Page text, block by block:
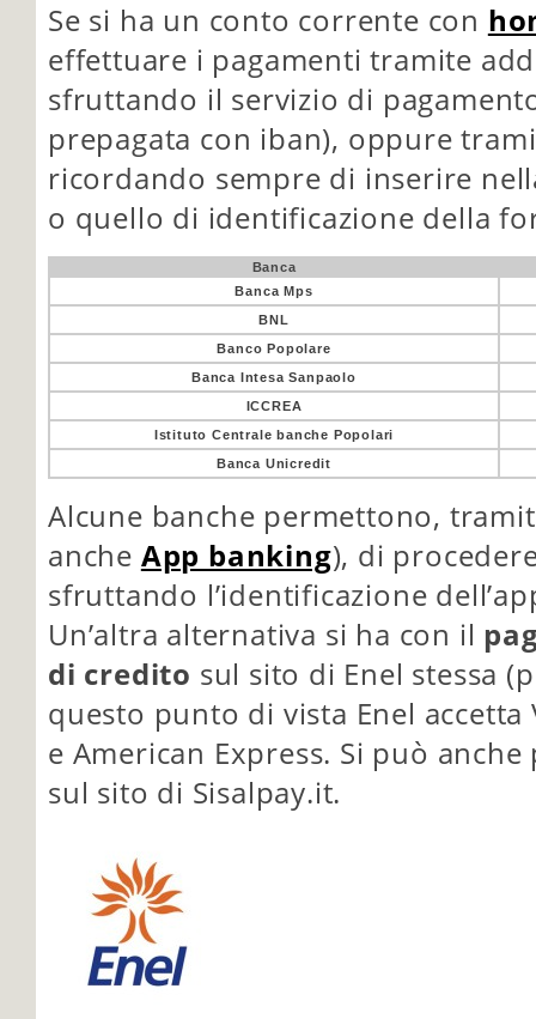
Se si ha un conto corrente con
effettuare i pagamenti tramite
sfruttando il servizio di
prepagata con iban), oppure
ricordando sempre di inserire
o quello di identificazione della
Banca
Banca Mps
BNL
Banco Popolare
Banca Intesa Sanpaolo
ICCREA
Istituto Centrale banche Popolari
Banca Unicredit
Alcune banche permettono,
anche App banking), di
sfruttando l’identificazione
Un’altra alternativa si ha con il
di credito sul sito di Enel stessa
questo punto di vista Enel accetta
e American Express. Si può
sul sito di Sisalpay.it.